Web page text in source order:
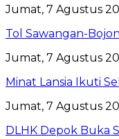
Jumat, 7 Agustus
Tol Sawangan-
Jumat, 7 Agustus
Minat Lansia Ikuti
Jumat, 7 Agustus
DLHK Depok Buka